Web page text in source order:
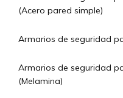
(Acero pared simple)
Armarios de seguridad
Armarios de seguridad
(Melamina)